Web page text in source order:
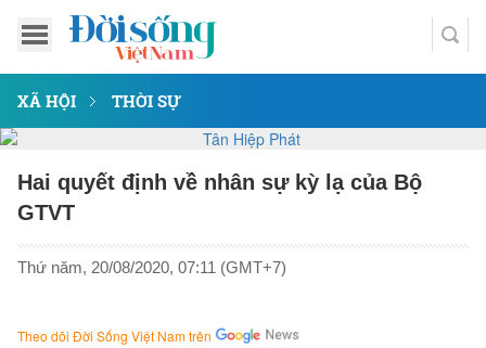
XÃ HỘI THỜI SỰ
Hai quyết định về nhân sự kỳ lạ của Bộ
GTVT
Thứ năm, 20/08/2020, 07:11 (GMT+7)
Theo dõi Đời Sống Việt Nam trên